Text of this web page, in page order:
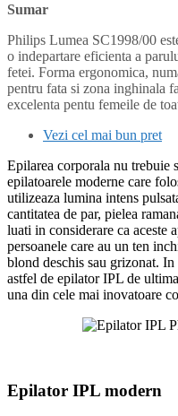
Sumar
Philips Lumea SC1998/00
o indepartare eficienta a
fetei. Forma ergonomica,
pentru fata si zona inghinala
excelenta pentu femeile de
Vezi cel mai bun pret
Epilarea corporala nu trebuie
epilatoarele moderne care
utilizeaza lumina intens
cantitatea de par, pielea
luati in considerare ca aceste
persoanele care au un ten
blond deschis sau grizonat.
astfel de epilator IPL de
una din cele mai inovatoare
Epilator IPL modern